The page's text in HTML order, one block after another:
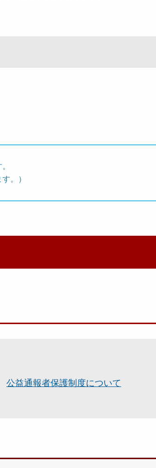
。）
公益通報者保護制度について